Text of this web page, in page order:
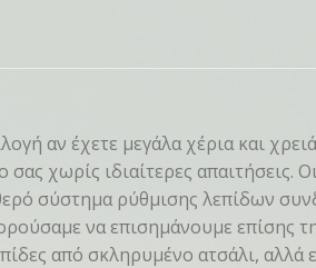
αν έχετε μεγάλα χέρια και
σας χωρίς ιδιαίτερες
σύστημα ρύθμισης λεπίδων
να επισημάνουμε επίσης
από σκληρυμένο ατσάλι,